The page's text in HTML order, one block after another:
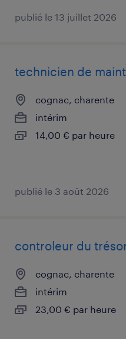
publié le 13 juillet 2026
technicien de
cognac, charente
intérim
14,00 € par heure
publié le 3 août 2026
controleur du
cognac, charente
intérim
23,00 € par heure